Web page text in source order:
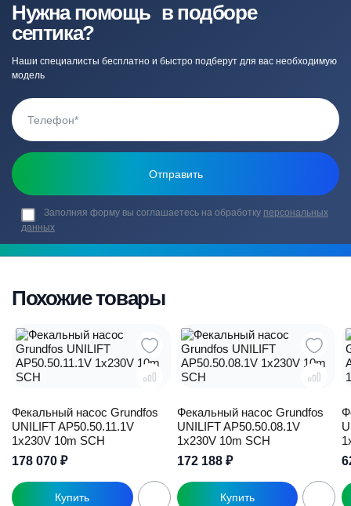
Нужна помощь в подборе
септика?
Наши специалисты бесплатно и быстро подберут для вас необходимую
модель
Заполняя форму вы соглашаетесь на обработку персональных
данных
Похожие товары
Фекальный насос Grundfos
UNILIFT AP50.50.11.1V
1x230V 10m SCH
178 070 ₽
Фекальный насос Grundfos
UNILIFT AP50.50.08.1V
1x230V 10m SCH
172 188 ₽